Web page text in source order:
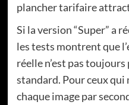
plancher tarifaire
Si la version “Super” a
les tests montrent que
réelle n’est pas
standard. Pour ceux qui
chaque image par